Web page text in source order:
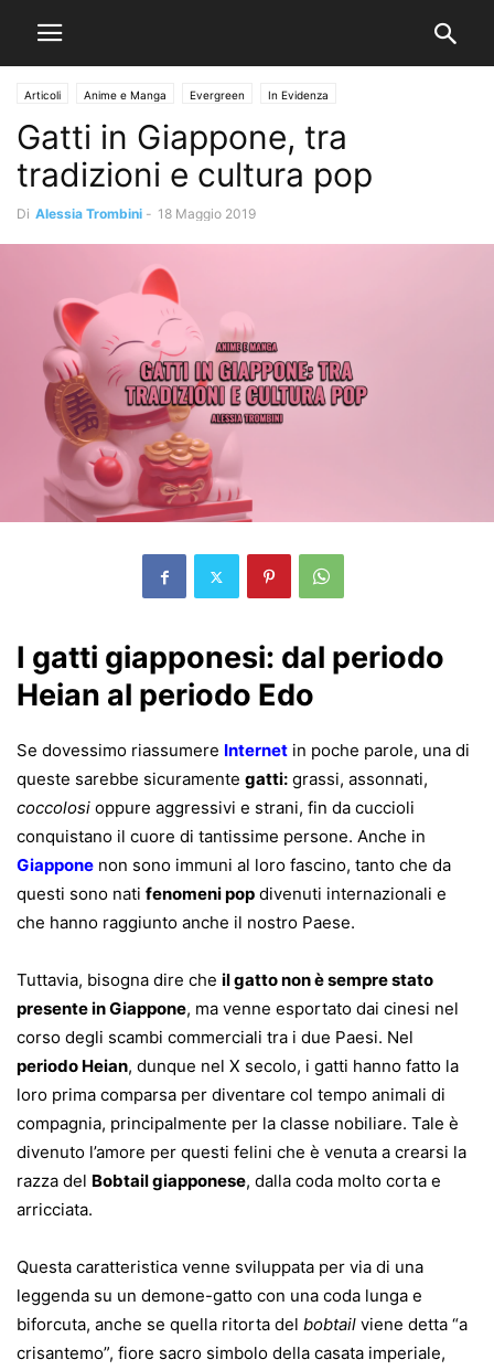
Articoli Anime e Manga Evergreen In Evidenza
Gatti in Giappone, tra
tradizioni e cultura pop
Di Alessia Trombini - 18 Maggio 2019
I gatti giapponesi: dal periodo
Heian al periodo Edo
Se dovessimo riassumere Internet in poche parole, una di
queste sarebbe sicuramente gatti: grassi, assonnati,
coccolosi oppure aggressivi e strani, fin da cuccioli
conquistano il cuore di tantissime persone. Anche in
Giappone non sono immuni al loro fascino, tanto che da
questi sono nati fenomeni pop divenuti internazionali e
che hanno raggiunto anche il nostro Paese.
Tuttavia, bisogna dire che il gatto non è sempre stato
presente in Giappone, ma venne esportato dai cinesi nel
corso degli scambi commerciali tra i due Paesi. Nel
periodo Heian, dunque nel X secolo, i gatti hanno fatto la
loro prima comparsa per diventare col tempo animali di
compagnia, principalmente per la classe nobiliare. Tale è
divenuto l’amore per questi felini che è venuta a crearsi la
razza del Bobtail giapponese, dalla coda molto corta e
arricciata.
Questa caratteristica venne sviluppata per via di una
leggenda su un demone-gatto con una coda lunga e
biforcuta, anche se quella ritorta del bobtail viene detta “a
crisantemo”, fiore sacro simbolo della casata imperiale,